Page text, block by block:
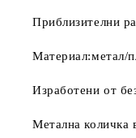
Приблизителни
Материал:метал/
Изработени от
Метална количка